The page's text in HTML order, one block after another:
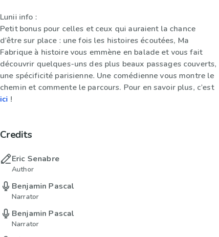
Lunii info :
Petit bonus pour celles et ceux qui auraient la chance
d’être sur place : une fois les histoires écoutées, Ma
Fabrique à histoire vous emmène en balade et vous fait
découvrir quelques-uns des plus beaux passages couverts,
une spécificité parisienne. Une comédienne vous montre le
chemin et commente le parcours. Pour en savoir plus, c’est
ici !
Credits
Eric Senabre
Author
Benjamin Pascal
Narrator
Benjamin Pascal
Narrator